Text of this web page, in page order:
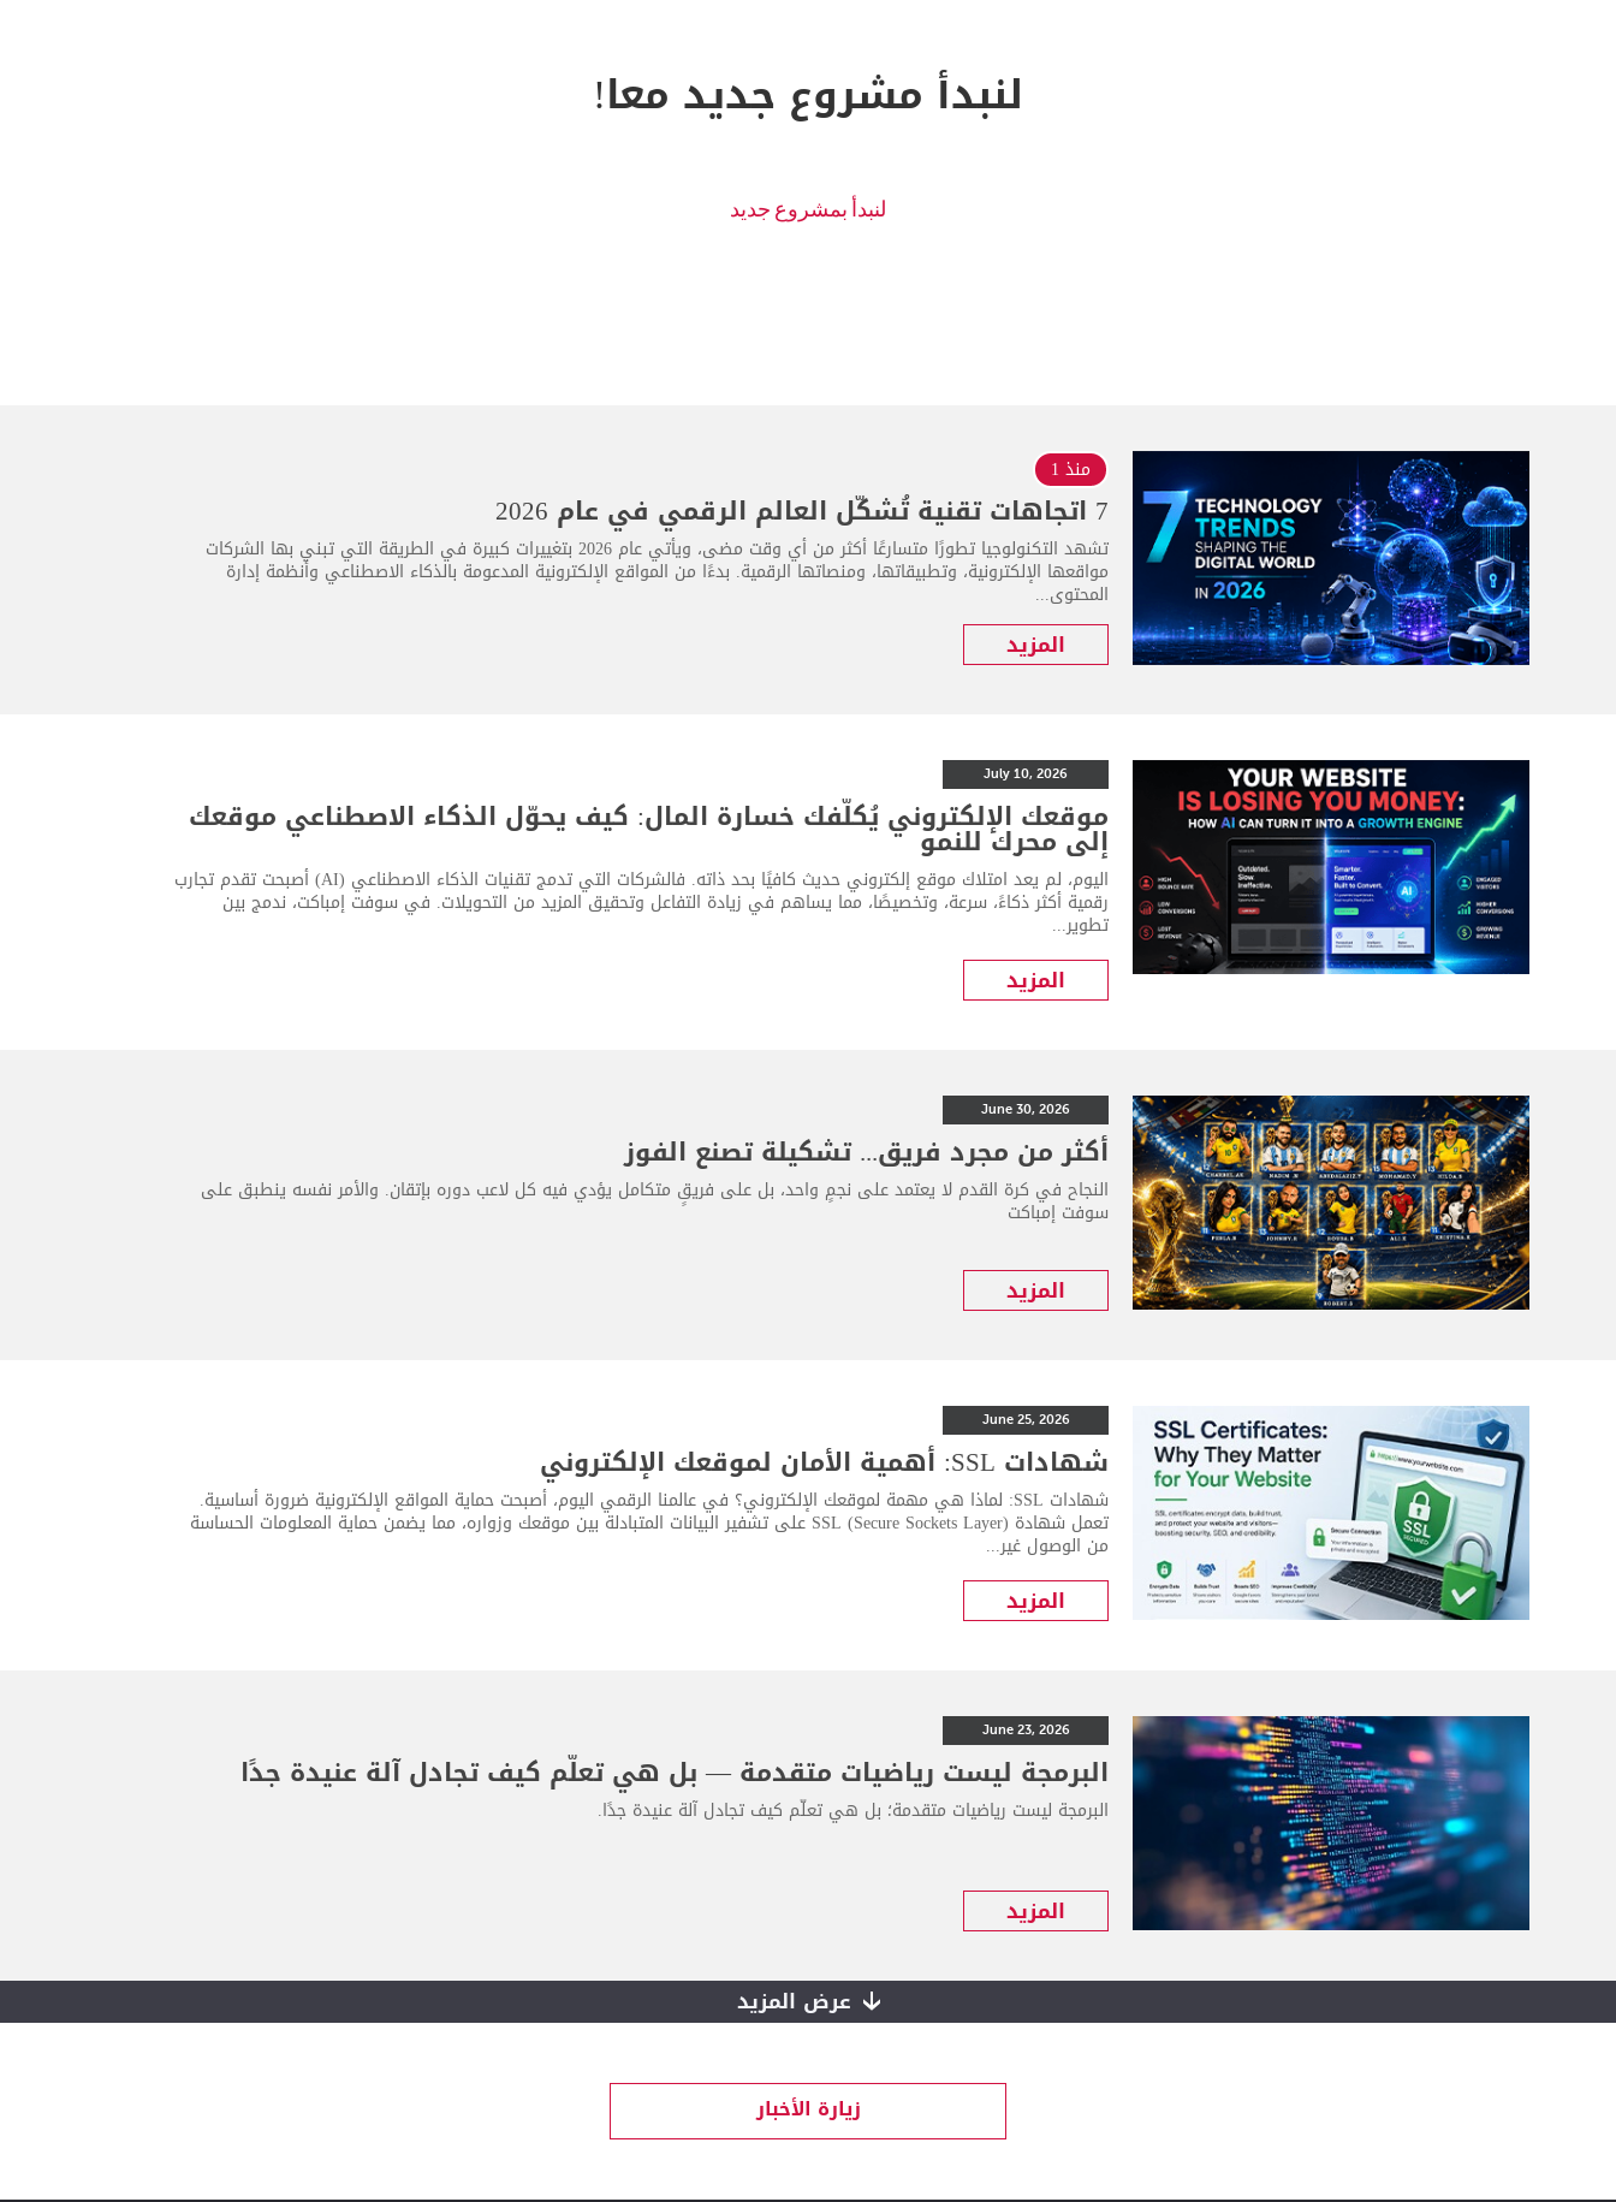
لنبدأ مشروع جديد معا!
منذ 1
7 اتجاهات تقنية تُشكّل العالم الرقمي في عام 2026
تشهد التكنولوجيا تطورًا متسارعًا أكثر من أي وقت مضى، ويأتي عام 2026 بتغييرات كبيرة في الطريقة التي تبني بها الشركات
مواقعها الإلكترونية، وتطبيقاتها، ومنصاتها الرقمية. بدءًا من المواقع الإلكترونية المدعومة بالذكاء الاصطناعي وأنظمة إدارة
المحتوى...
المزيد
July 10, 2026
موقعك الإلكتروني يُكلّفك خسارة المال: كيف يحوّل الذكاء الاصطناعي موقعك
إلى محرك للنمو
اليوم، لم يعد امتلاك موقع إلكتروني حديث كافيًا بحد ذاته. فالشركات التي تدمج تقنيات الذكاء الاصطناعي (AI) أصبحت تقدم تجارب
رقمية أكثر ذكاءً، سرعة، وتخصيصًا، مما يساهم في زيادة التفاعل وتحقيق المزيد من التحويلات. في سوفت إمباكت، ندمج بين
تطوير...
المزيد
June 30, 2026
أكثر من مجرد فريق... تشكيلة تصنع الفوز
النجاح في كرة القدم لا يعتمد على نجمٍ واحد، بل على فريقٍ متكامل يؤدي فيه كل لاعب دوره بإتقان. والأمر نفسه ينطبق على
سوفت إمباكت
المزيد
June 25, 2026
شهادات SSL: أهمية الأمان لموقعك الإلكتروني
شهادات SSL: لماذا هي مهمة لموقعك الإلكتروني؟ في عالمنا الرقمي اليوم، أصبحت حماية المواقع الإلكترونية ضرورة أساسية.
تعمل شهادة SSL (Secure Sockets Layer) على تشفير البيانات المتبادلة بين موقعك وزواره، مما يضمن حماية المعلومات الحساسة
من الوصول غير...
المزيد
June 23, 2026
البرمجة ليست رياضيات متقدمة — بل هي تعلّم كيف تجادل آلة عنيدة جدًا
البرمجة ليست رياضيات متقدمة؛ بل هي تعلّم كيف تجادل آلة عنيدة جدًا.
المزيد
عرض المزيد
زيارة الأخبار